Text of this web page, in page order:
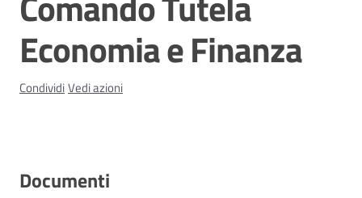
civico
Stazioni
appaltanti
Contatti
Economia e Finanza
CondividiVedi azioni
Documenti